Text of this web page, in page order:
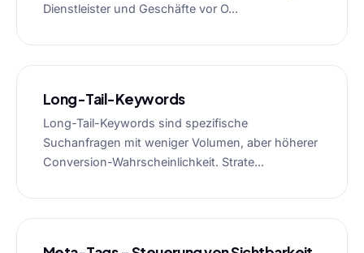
Dienstleister und Geschäfte vor O...
Long-Tail-Keywords
Long-Tail-Keywords sind spezifische
Suchanfragen mit weniger Volumen, aber höherer
Conversion-Wahrscheinlichkeit. Strate...